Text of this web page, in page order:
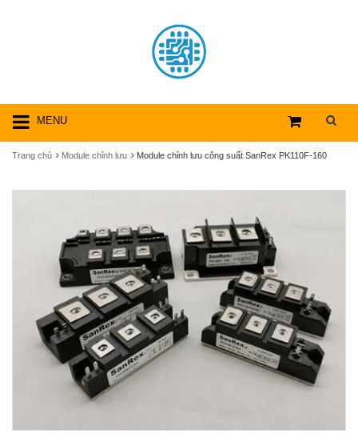
MENU
Trang chủ Module chỉnh lưu Module chỉnh lưu công suất SanRex PK110F-160